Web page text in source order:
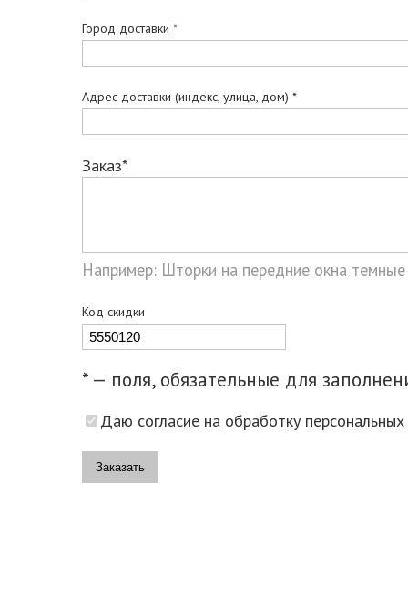
Город доставки *
Адрес доставки (индекс, улица, дом) *
Заказ*
Например: Шторки на передние окна темные
Код скидки
* — поля, обязательные для
Даю согласие на обработку